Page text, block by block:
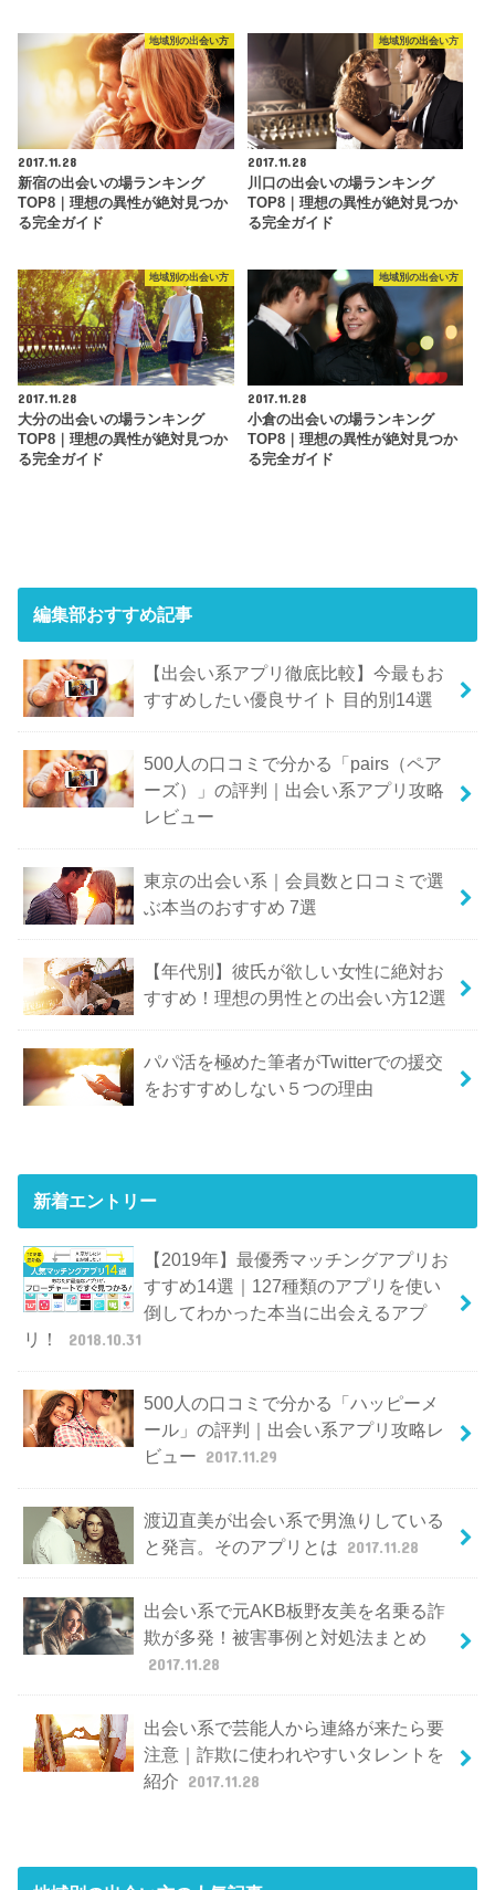
地域別の出会い方
2017.11.28
新宿の出会いの場ランキング
TOP8｜理想の異性が絶対見つか
る完全ガイド
地域別の出会い方
2017.11.28
川口の出会いの場ランキング
TOP8｜理想の異性が絶対見つか
る完全ガイド
地域別の出会い方
2017.11.28
大分の出会いの場ランキング
TOP8｜理想の異性が絶対見つか
る完全ガイド
地域別の出会い方
2017.11.28
小倉の出会いの場ランキング
TOP8｜理想の異性が絶対見つか
る完全ガイド
編集部おすすめ記事
【出会い系アプリ徹底比較】今最もお
すすめしたい優良サイト 目的別14選
500人の口コミで分かる「pairs（ペア
ーズ）」の評判｜出会い系アプリ攻略
レビュー
東京の出会い系｜会員数と口コミで選
ぶ本当のおすすめ 7選
【年代別】彼氏が欲しい女性に絶対お
すすめ！理想の男性との出会い方12選
パパ活を極めた筆者がTwitterでの援交
をおすすめしない５つの理由
新着エントリー
【2019年】最優秀マッチングアプリお
すすめ14選｜127種類のアプリを使い
倒してわかった本当に出会えるアプ
リ！
2018.10.31
500人の口コミで分かる「ハッピーメ
ール」の評判｜出会い系アプリ攻略レ
ビュー 2017.11.29
渡辺直美が出会い系で男漁りしている
と発言。そのアプリとは 2017.11.28
出会い系で元AKB板野友美を名乗る詐
欺が多発！被害事例と対処法まとめ
2017.11.28
出会い系で芸能人から連絡が来たら要
注意｜詐欺に使われやすいタレントを
紹介 2017.11.28